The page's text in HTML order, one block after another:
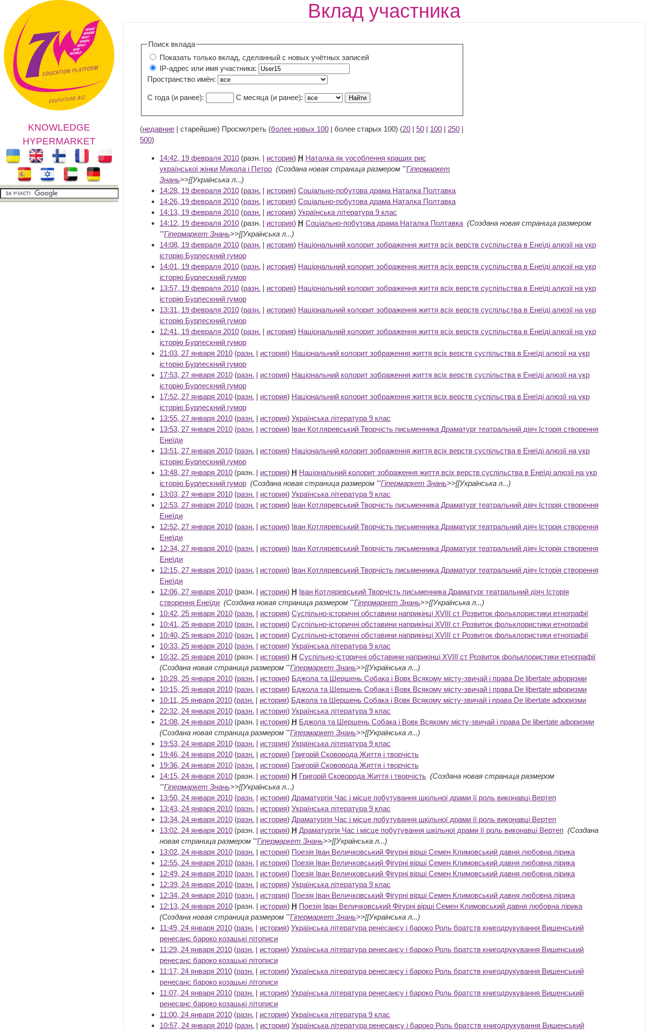
KNOWLEDGE
HYPERMARKET
Вклад участника
Поиск вклада
Показать только вклад, сделанный с новых учётных записей
IP-адрес или имя участника:
Пространство имён:
С года (и ранее): С месяца (и ранее):
(недавние | старейшие) Просмотреть (более новых 100 | более старых 100) (20 | 50 | 100 | 250 |
500)
14:42, 19 февраля 2010 (разн. | история) Н Наталка як уособлення кращих рис
української жінки Микола і Петро (Создана новая страница размером '''Гіпермаркет
Знань>>[[Українська л...)
14:28, 19 февраля 2010 (разн. | история) Соціально-побутова драма Наталка Полтавка
14:26, 19 февраля 2010 (разн. | история) Соціально-побутова драма Наталка Полтавка
14:13, 19 февраля 2010 (разн. | история) Українська література 9 клас
14:12, 19 февраля 2010 (разн. | история) Н Соціально-побутова драма Наталка Полтавка (Создана новая страница размером
'''Гіпермаркет Знань>>[[Українська л...)
14:08, 19 февраля 2010 (разн. | история) Національний колорит зображення життя всіх верств суспільства в Енеїді алюзії на укр
історію Бурлескний гумор
14:01, 19 февраля 2010 (разн. | история) Національний колорит зображення життя всіх верств суспільства в Енеїді алюзії на укр
історію Бурлескний гумор
13:57, 19 февраля 2010 (разн. | история) Національний колорит зображення життя всіх верств суспільства в Енеїді алюзії на укр
історію Бурлескний гумор
13:31, 19 февраля 2010 (разн. | история) Національний колорит зображення життя всіх верств суспільства в Енеїді алюзії на укр
історію Бурлескний гумор
12:41, 19 февраля 2010 (разн. | история) Національний колорит зображення життя всіх верств суспільства в Енеїді алюзії на укр
історію Бурлескний гумор
21:03, 27 января 2010 (разн. | история) Національний колорит зображення життя всіх верств суспільства в Енеїді алюзії на укр
історію Бурлескний гумор
17:53, 27 января 2010 (разн. | история) Національний колорит зображення життя всіх верств суспільства в Енеїді алюзії на укр
історію Бурлескний гумор
17:52, 27 января 2010 (разн. | история) Національний колорит зображення життя всіх верств суспільства в Енеїді алюзії на укр
історію Бурлескний гумор
13:55, 27 января 2010 (разн. | история) Українська література 9 клас
13:53, 27 января 2010 (разн. | история) Іван Котляревський Творчість письменника Драматург театральний діяч Історія створення
Енеїди
13:51, 27 января 2010 (разн. | история) Національний колорит зображення життя всіх верств суспільства в Енеїді алюзії на укр
історію Бурлескний гумор
13:48, 27 января 2010 (разн. | история) Н Національний колорит зображення життя всіх верств суспільства в Енеїді алюзії на укр
історію Бурлескний гумор (Создана новая страница размером '''Гіпермаркет Знань>>[[Українська л...)
13:03, 27 января 2010 (разн. | история) Українська література 9 клас
12:53, 27 января 2010 (разн. | история) Іван Котляревський Творчість письменника Драматург театральний діяч Історія створення
Енеїди
12:52, 27 января 2010 (разн. | история) Іван Котляревський Творчість письменника Драматург театральний діяч Історія створення
Енеїди
12:34, 27 января 2010 (разн. | история) Іван Котляревський Творчість письменника Драматург театральний діяч Історія створення
Енеїди
12:15, 27 января 2010 (разн. | история) Іван Котляревський Творчість письменника Драматург театральний діяч Історія створення
Енеїди
12:06, 27 января 2010 (разн. | история) Н Іван Котляревський Творчість письменника Драматург театральний діяч Історія
створення Енеїди (Создана новая страница размером '''Гіпермаркет Знань>>[[Українська л...)
10:42, 25 января 2010 (разн. | история) Суспільно-історичні обставини наприкінці XVIII ст Розвиток фольклористики етнографії
10:41, 25 января 2010 (разн. | история) Суспільно-історичні обставини наприкінці XVIII ст Розвиток фольклористики етнографії
10:40, 25 января 2010 (разн. | история) Суспільно-історичні обставини наприкінці XVIII ст Розвиток фольклористики етнографії
10:33, 25 января 2010 (разн. | история) Українська література 9 клас
10:32, 25 января 2010 (разн. | история) Н Суспільно-історичні обставини наприкінці XVIII ст Розвиток фольклористики етнографії
(Создана новая страница размером '''Гіпермаркет Знань>>[[Українська л...)
10:28, 25 января 2010 (разн. | история) Бджола та Шершень Собака і Вовк Всякому місту-звичай і права Dе lіbertate афоризми
10:15, 25 января 2010 (разн. | история) Бджола та Шершень Собака і Вовк Всякому місту-звичай і права Dе lіbertate афоризми
10:11, 25 января 2010 (разн. | история) Бджола та Шершень Собака і Вовк Всякому місту-звичай і права Dе lіbertate афоризми
22:32, 24 января 2010 (разн. | история) Українська література 9 клас
21:08, 24 января 2010 (разн. | история) Н Бджола та Шершень Собака і Вовк Всякому місту-звичай і права Dе lіbertate афоризми
(Создана новая страница размером '''Гіпермаркет Знань>>[[Українська л...)
19:53, 24 января 2010 (разн. | история) Українська література 9 клас
19:46, 24 января 2010 (разн. | история) Григорій Сковорода Життя і творчість
19:36, 24 января 2010 (разн. | история) Григорій Сковорода Життя і творчість
14:15, 24 января 2010 (разн. | история) Н Григорій Сковорода Життя і творчість (Создана новая страница размером
'''Гіпермаркет Знань>>[[Українська л...)
13:50, 24 января 2010 (разн. | история) Драматургія Час і місце побутування шкільної драми її роль виконавці Вертеп
13:43, 24 января 2010 (разн. | история) Українська література 9 клас
13:34, 24 января 2010 (разн. | история) Драматургія Час і місце побутування шкільної драми її роль виконавці Вертеп
13:02, 24 января 2010 (разн. | история) Н Драматургія Час і місце побутування шкільної драми її роль виконавці Вертеп (Создана
новая страница размером '''Гіпермаркет Знань>>[[Українська л...)
13:02, 24 января 2010 (разн. | история) Поезія Іван Величковський Фігурні вірші Семен Климовський давня любовна лірика
12:55, 24 января 2010 (разн. | история) Поезія Іван Величковський Фігурні вірші Семен Климовський давня любовна лірика
12:49, 24 января 2010 (разн. | история) Поезія Іван Величковський Фігурні вірші Семен Климовський давня любовна лірика
12:39, 24 января 2010 (разн. | история) Українська література 9 клас
12:34, 24 января 2010 (разн. | история) Поезія Іван Величковський Фігурні вірші Семен Климовський давня любовна лірика
12:13, 24 января 2010 (разн. | история) Н Поезія Іван Величковський Фігурні вірші Семен Климовський давня любовна лірика
(Создана новая страница размером '''Гіпермаркет Знань>>[[Українська л...)
11:49, 24 января 2010 (разн. | история) Українська література ренесансу і бароко Роль братств книгодрукування Вишенський
ренесанс бароко козацькі літописи
11:29, 24 января 2010 (разн. | история) Українська література ренесансу і бароко Роль братств книгодрукування Вишенський
ренесанс бароко козацькі літописи
11:17, 24 января 2010 (разн. | история) Українська література ренесансу і бароко Роль братств книгодрукування Вишенський
ренесанс бароко козацькі літописи
11:07, 24 января 2010 (разн. | история) Українська література ренесансу і бароко Роль братств книгодрукування Вишенський
ренесанс бароко козацькі літописи
11:00, 24 января 2010 (разн. | история) Українська література 9 клас
10:57, 24 января 2010 (разн. | история) Українська література ренесансу і бароко Роль братств книгодрукування Вишенський